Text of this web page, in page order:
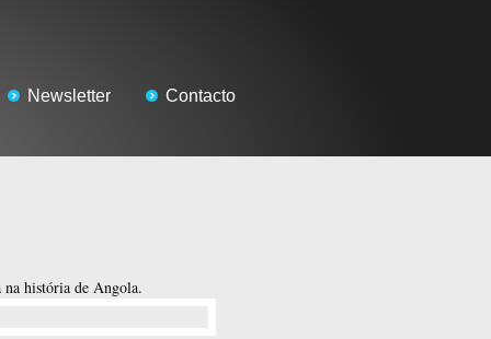
Newsletter Contacto
na história de Angola.